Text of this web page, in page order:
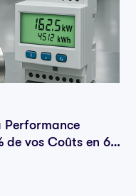
Performance
de vos Coûts en 6